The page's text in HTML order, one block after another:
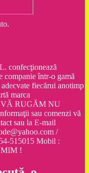
confecţionează
companie într-o gamă
fiecărui anotimp
marca
VĂ RUGĂM NU
sau comenzi vă
sau la E-mail
/
515015 Mobil :
!